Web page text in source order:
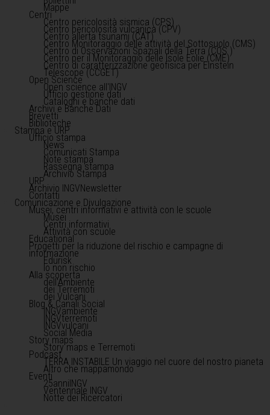
Mappe
Centri
Centro pericolosità sismica (CPS)
Centro pericolosità vulcanica (CPV)
Centro allerta tsunami (CAT)
Centro Monitoraggio delle attività del Sottosuolo (CMS)
Centro di Osservazioni Spaziali della Terra (COS )
Centro per il Monitoraggio delle Isole Eolie (CME)
Centro di caratterizzazione geofisica per Einstein
Telescope (CCGET)
Open Science
Open science all'INGV
Ufficio gestione dati
Cataloghi e banche dati
Archivi e Banche Dati
Brevetti
Biblioteche
Stampa e URP
Ufficio stampa
News
Comunicati Stampa
Note stampa
Rassegna stampa
Archivio Stampa
URP
Archivio INGVNewsletter
Contatti
Comunicazione e Divulgazione
Musei, centri informativi e attività con le scuole
Musei
Centri informativi
Attività con scuole
Educational
Progetti per la riduzione del rischio e campagne di
informazione
Edurisk
Io non rischio
Alla scoperta
dell'Ambiente
dei Terremoti
dei Vulcani
Blog & Canali Social
INGVambiente
INGVterremoti
INGVvulcani
Social Media
Story maps
Story maps e Terremoti
Podcast
TERRA INSTABILE Un viaggio nel cuore del nostro pianeta
Altro che mappamondo
Eventi
25anniINGV
Ventennale INGV
Notte dei Ricercatori